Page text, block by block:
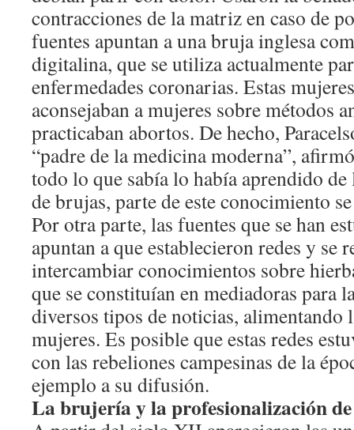
contracciones de la matriz en caso de
fuentes apuntan a una bruja inglesa
digitalina, que se utiliza actualmente
enfermedades coronarias. Estas
aconsejaban a mujeres sobre métodos
practicaban abortos. De hecho,
“padre de la medicina moderna”,
todo lo que sabía lo había aprendido
de brujas, parte de este conocimiento
Por otra parte, las fuentes que se han
apuntan a que establecieron redes y se
intercambiar conocimientos sobre
que se constituían en mediadoras para
diversos tipos de noticias, alimentando
mujeres. Es posible que estas redes
con las rebeliones campesinas de la
ejemplo a su difusión.
La brujería y la profesionalización